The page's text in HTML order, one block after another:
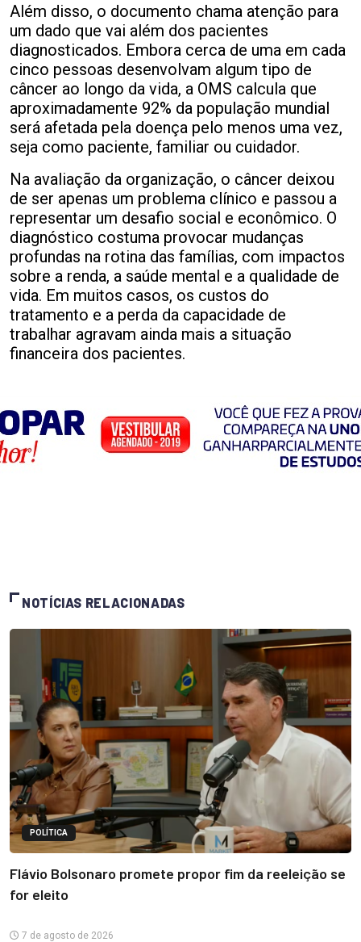
Além disso, o documento chama atenção para
um dado que vai além dos pacientes
diagnosticados. Embora cerca de uma em cada
cinco pessoas desenvolvam algum tipo de
câncer ao longo da vida, a OMS calcula que
aproximadamente 92% da população mundial
será afetada pela doença pelo menos uma vez,
seja como paciente, familiar ou cuidador.
Na avaliação da organização, o câncer deixou
de ser apenas um problema clínico e passou a
representar um desafio social e econômico. O
diagnóstico costuma provocar mudanças
profundas na rotina das famílias, com impactos
sobre a renda, a saúde mental e a qualidade de
vida. Em muitos casos, os custos do
tratamento e a perda da capacidade de
trabalhar agravam ainda mais a situação
financeira dos pacientes.
NOTÍCIAS RELACIONADAS
POLÍTICA
Flávio Bolsonaro promete propor fim da reeleição se
for eleito
7 de agosto de 2026